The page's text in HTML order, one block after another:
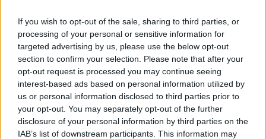
If you wish to opt-out of the sale, sharing to third parties, or
processing of your personal or sensitive information for
targeted advertising by us, please use the below opt-out
section to confirm your selection. Please note that after your
opt-out request is processed you may continue seeing
interest-based ads based on personal information utilized by
us or personal information disclosed to third parties prior to
your opt-out. You may separately opt-out of the further
disclosure of your personal information by third parties on the
IAB’s list of downstream participants. This information may
Staran luetuimmat
1